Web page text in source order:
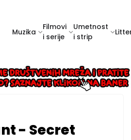
Muzika
Filmovi
i serije
Umetnost
i strip
- Secret